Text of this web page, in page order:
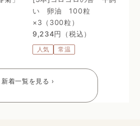
い 卵油 100粒
×3（300粒）
9,234円（税込）
人気 常温
新着一覧を見る ›